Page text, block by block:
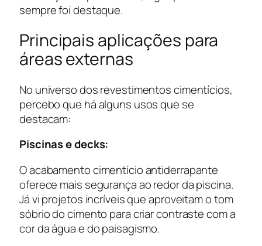
sempre foi destaque.
Principais aplicações para
áreas externas
No universo dos revestimentos cimentícios,
percebo que há alguns usos que se
destacam:
Piscinas e decks:
O acabamento cimentício antiderrapante
oferece mais segurança ao redor da piscina.
Já vi projetos incríveis que aproveitam o tom
sóbrio do cimento para criar contraste com a
cor da água e do paisagismo.